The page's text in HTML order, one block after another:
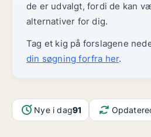
de er udvalgt, fordi de kan
alternativer for dig.
Tag et kig på forslagene
din søgning forfra her.
Nye i dag91